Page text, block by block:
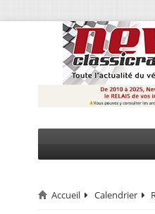
CIRCUIT
Accueil Calendrier